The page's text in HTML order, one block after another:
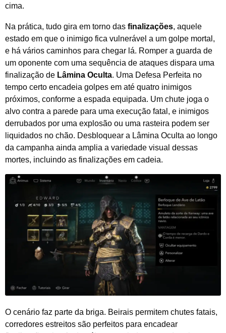
cima.
Na prática, tudo gira em torno das finalizações, aquele
estado em que o inimigo fica vulnerável a um golpe mortal,
e há vários caminhos para chegar lá. Romper a guarda de
um oponente com uma sequência de ataques dispara uma
finalização de Lâmina Oculta. Uma Defesa Perfeita no
tempo certo encadeia golpes em até quatro inimigos
próximos, conforme a espada equipada. Um chute joga o
alvo contra a parede para uma execução fatal, e inimigos
derrubados por uma explosão ou uma rasteira podem ser
liquidados no chão. Desbloquear a Lâmina Oculta ao longo
da campanha ainda amplia a variedade visual dessas
mortes, incluindo as finalizações em cadeia.
O cenário faz parte da briga. Beirais permitem chutes fatais,
corredores estreitos são perfeitos para encadear